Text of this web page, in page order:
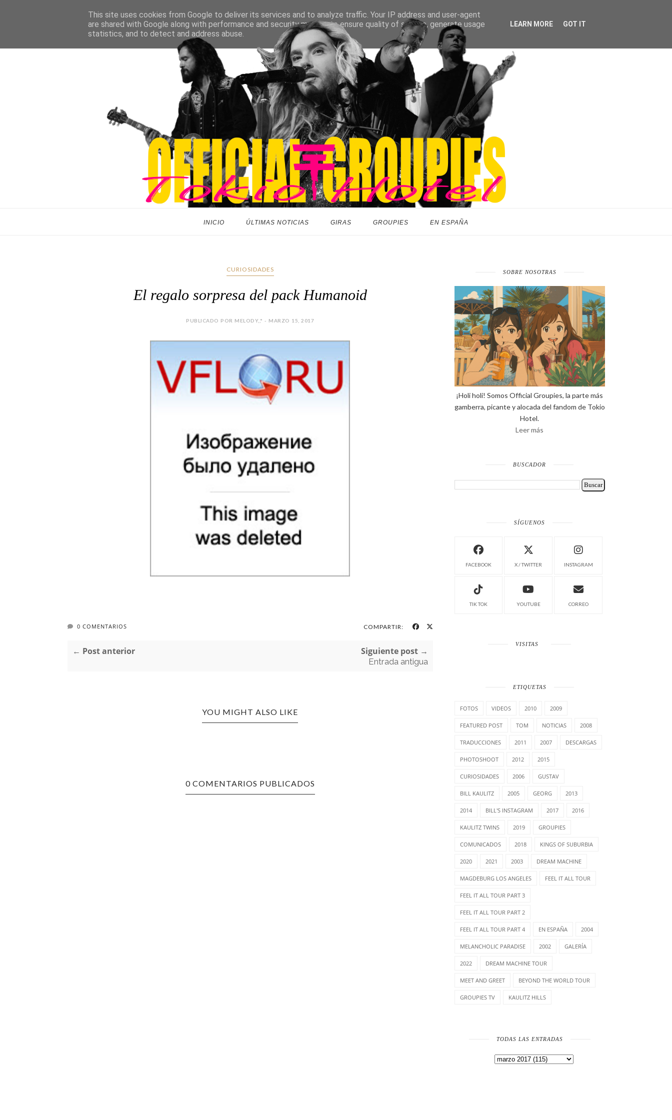
INICIO ÚLTIMAS NOTICIAS GIRAS GROUPIES EN ESPAÑA
CURIOSIDADES
El regalo sorpresa del pack Humanoid
PUBLICADO POR MELODY,,* - MARZO 15, 2017
0 COMENTARIOS COMPARTIR:
← Post anterior Siguiente post →
Entrada antigua
YOU MIGHT ALSO LIKE
0 COMENTARIOS PUBLICADOS
SOBRE NOSOTRAS
¡Holi holi! Somos Official Groupies, la parte más
gamberra, picante y alocada del fandom de Tokio
Hotel.
Leer más
BUSCADOR
SÍGUENOS
FACEBOOK X / TWITTER INSTAGRAM
TIK TOK YOUTUBE CORREO
VISITAS
ETIQUETAS
FOTOS VIDEOS 2010 2009
FEATURED POST TOM NOTICIAS 2008
TRADUCCIONES 2011 2007 DESCARGAS
PHOTOSHOOT 2012 2015
CURIOSIDADES 2006 GUSTAV
BILL KAULITZ 2005 GEORG 2013
2014 BILL'S INSTAGRAM 2017 2016
KAULITZ TWINS 2019 GROUPIES
COMUNICADOS 2018 KINGS OF SUBURBIA
2020 2021 2003 DREAM MACHINE
MAGDEBURG LOS ANGELES FEEL IT ALL TOUR
FEEL IT ALL TOUR PART 3
FEEL IT ALL TOUR PART 2
FEEL IT ALL TOUR PART 4 EN ESPAÑA 2004
MELANCHOLIC PARADISE 2002 GALERÍA
2022 DREAM MACHINE TOUR
MEET AND GREET BEYOND THE WORLD TOUR
GROUPIES TV KAULITZ HILLS
TODAS LAS ENTRADAS
This site uses cookies from Google to deliver its services and to analyze traffic. Your IP address and user-agent
are shared with Google along with performance and security metrics to ensure quality of service, generate usage
statistics, and to detect and address abuse.
LEARN MORE GOT IT